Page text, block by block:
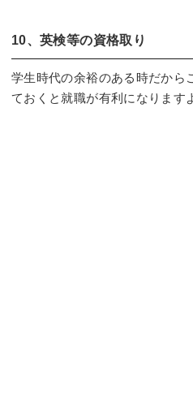
10、英検等の資格取り
学生時代の余裕のある時だから
ておくと就職が有利になります